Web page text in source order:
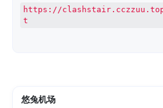
https://
t
悠兔机场